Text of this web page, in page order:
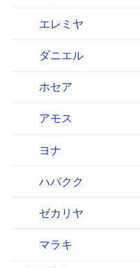
エレミヤ
ダニエル
ホセア
アモス
ヨナ
ハバクク
ゼカリヤ
マラキ